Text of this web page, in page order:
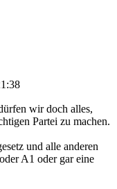
wir doch alles,
Partei zu machen.
und alle anderen
A1 oder gar eine